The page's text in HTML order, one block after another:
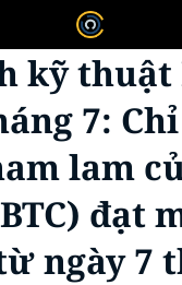
kỹ
7:
lam
đạt
ngày 7